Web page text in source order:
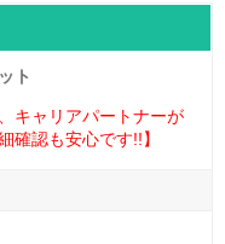
ト
キャリアパートナーが
確認も安心です!!】